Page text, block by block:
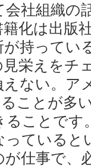
社組織の
化は出版
が持ってい
見栄えをチ
えない。ア
ことが多
ることです
っていると
が仕事で、